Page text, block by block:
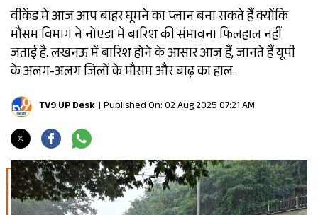
वीकेंड में आज आप बाहर घूमने का प्लान बना सकते हैं क्योंकि
मौसम विभाग ने नोएडा में बारिश की संभावना फिलहाल नहीं
जताई है. लखनऊ में बारिश होने के आसार आज हैं, जानते हैं यूपी
के अलग-अलग जिलों के मौसम और बाढ़ का हाल.
TV9 UP Desk Published On: 02 Aug 2025 07:21 AM